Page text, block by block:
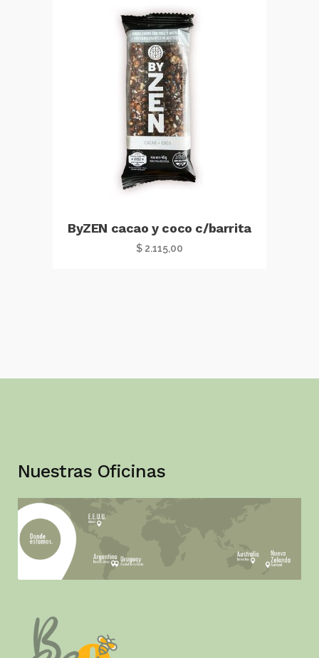
era:
$ 25.380,00.
ByZEN cacao y coco c/barrita
$ 2.115,00
Nuestras Oficinas